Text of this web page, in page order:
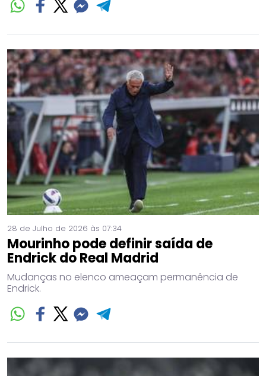
28 de Julho de 2026 às 07:34
Mourinho pode definir saída de
Endrick do Real Madrid
Mudanças no elenco ameaçam permanência de
Endrick.